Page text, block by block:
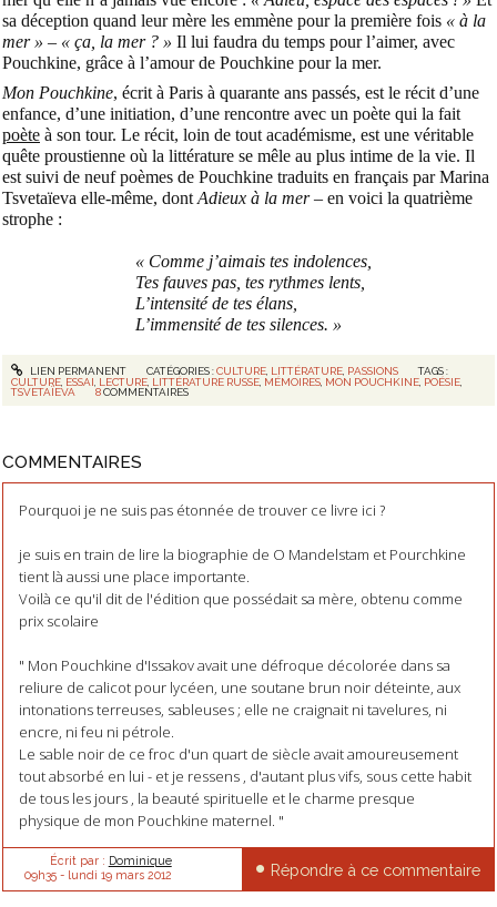
sa déception quand leur mère les emmène pour la première fois « à la
mer » – « ça, la mer ? » Il lui faudra du temps pour l’aimer, avec
Pouchkine, grâce à l’amour de Pouchkine pour la mer.
Mon Pouchkine, écrit à Paris à quarante ans passés, est le récit d’une
enfance, d’une initiation, d’une rencontre avec un poète qui la fait
poète à son tour. Le récit, loin de tout académisme, est une véritable
quête proustienne où la littérature se mêle au plus intime de la vie. Il
est suivi de neuf poèmes de Pouchkine traduits en français par Marina
Tsvetaïeva elle-même, dont Adieux à la mer– en voici la quatrième
strophe :
« Comme j’aimais tes indolences,
Tes fauves pas, tes rythmes lents,
L’intensité de tes élans,
L’immensité de tes silences. »
LIEN PERMANENT CATÉGORIES :CULTURE, LITTÉRATURE, PASSIONS
TAGS :
CULTURE ESSAI LECTURE LITTÉRATURE RUSSE MÉMOIRES MON POUCHKINE POÉSIE
TSVETAÏEVA
8 COMMENTAIRES
COMMENTAIRES
Pourquoi je ne suis pas étonnée de trouver ce livre ici ?
je suis en train de lire la biographie de O Mandelstam et Pourchkine
tient là aussi une place importante.
Voilà ce qu'il dit de l'édition que possédait sa mère, obtenu comme
prix scolaire
" Mon Pouchkine d'Issakov avait une défroque décolorée dans sa
reliure de calicot pour lycéen, une soutane brun noir déteinte, aux
intonations terreuses, sableuses ; elle ne craignait ni tavelures, ni
encre, ni feu ni pétrole.
Le sable noir de ce froc d'un quart de siècle avait amoureusement
tout absorbé en lui - et je ressens , d'autant plus vifs, sous cette habit
de tous les jours , la beauté spirituelle et le charme presque
physique de mon Pouchkine maternel. "
Écrit par : Dominique
09h35- lundi 19 mars 2012 Répondre à ce commentaire